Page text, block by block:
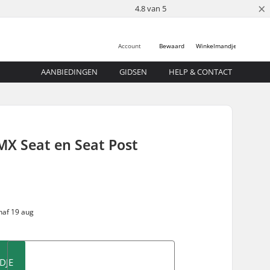
4.8 van 5 ×
Winkelmandje
Bewaard
Account
AANBIEDINGEN GIDSEN HELP & CONTACT
Seat en Seat Post
19 aug